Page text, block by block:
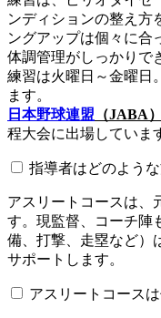
ンディションの整え方
ングアップは個々に合
体調管理がしっかりで
練習は火曜日～金曜日
ます。
日本野球連盟 （JABA）
程大会に出場していま
指導者はどのよう
アスリートコースは、
す。現監督、コーチ陣
備、打撃、走塁など）
サポートします。
アスリートコース